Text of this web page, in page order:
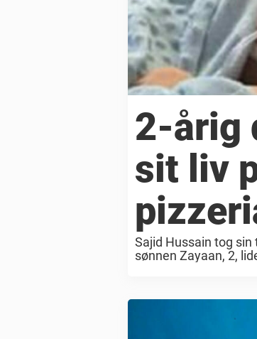
2-årig
sit liv
Sajid Hussain tog sin
sønnen Zayaan, 2,